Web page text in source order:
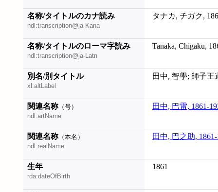
名称/タイトルのカナ読み
ndl:transcription@ja-Kana
タナカ, チガク,
名称/タイトルのローマ字読み
ndl:transcription@ja-Latn
Tanaka, Chigaku,
別名/別タイトル
xl:altLabel
田中, 智學; 師子王
関連名称（号）
ndl:artName
田中, 巴雷, 1861-
関連名称（本名）
ndl:realName
田中, 巴之助, 1861-
生年
rda:dateOfBirth
1861